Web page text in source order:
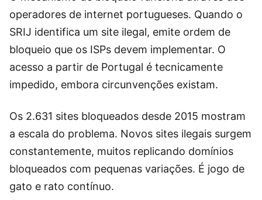
operadores de internet portugueses. Quando o
SRIJ identifica um site ilegal, emite ordem de
bloqueio que os ISPs devem implementar. O
acesso a partir de Portugal é tecnicamente
impedido, embora circunvenções existam.
Os 2.631 sites bloqueados desde 2015 mostram
a escala do problema. Novos sites ilegais surgem
constantemente, muitos replicando domínios
bloqueados com pequenas variações. É jogo de
gato e rato contínuo.